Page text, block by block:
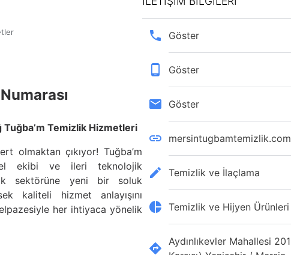
Tuğba’m Temizlik Hizmetleri
olmaktan çıkıyor! Tuğba’m
ekibi ve ileri teknolojik
sektörüne yeni bir soluk
kaliteli hizmet anlayışını
her ihtiyaca yönelik
Göster
Göster
Göster
mersintugbamtemizlik.com
Temizlik ve İlaçlama
Temizlik ve Hijyen
Aydınlıkevler Mahallesi